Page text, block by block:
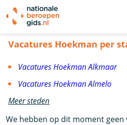
Vacatures Hoekman
Vacatures Hoekman per
Vacatures Hoekman Alkmaar
Vacatures Hoekman Almelo
Meer steden
We hebben op dit moment geen